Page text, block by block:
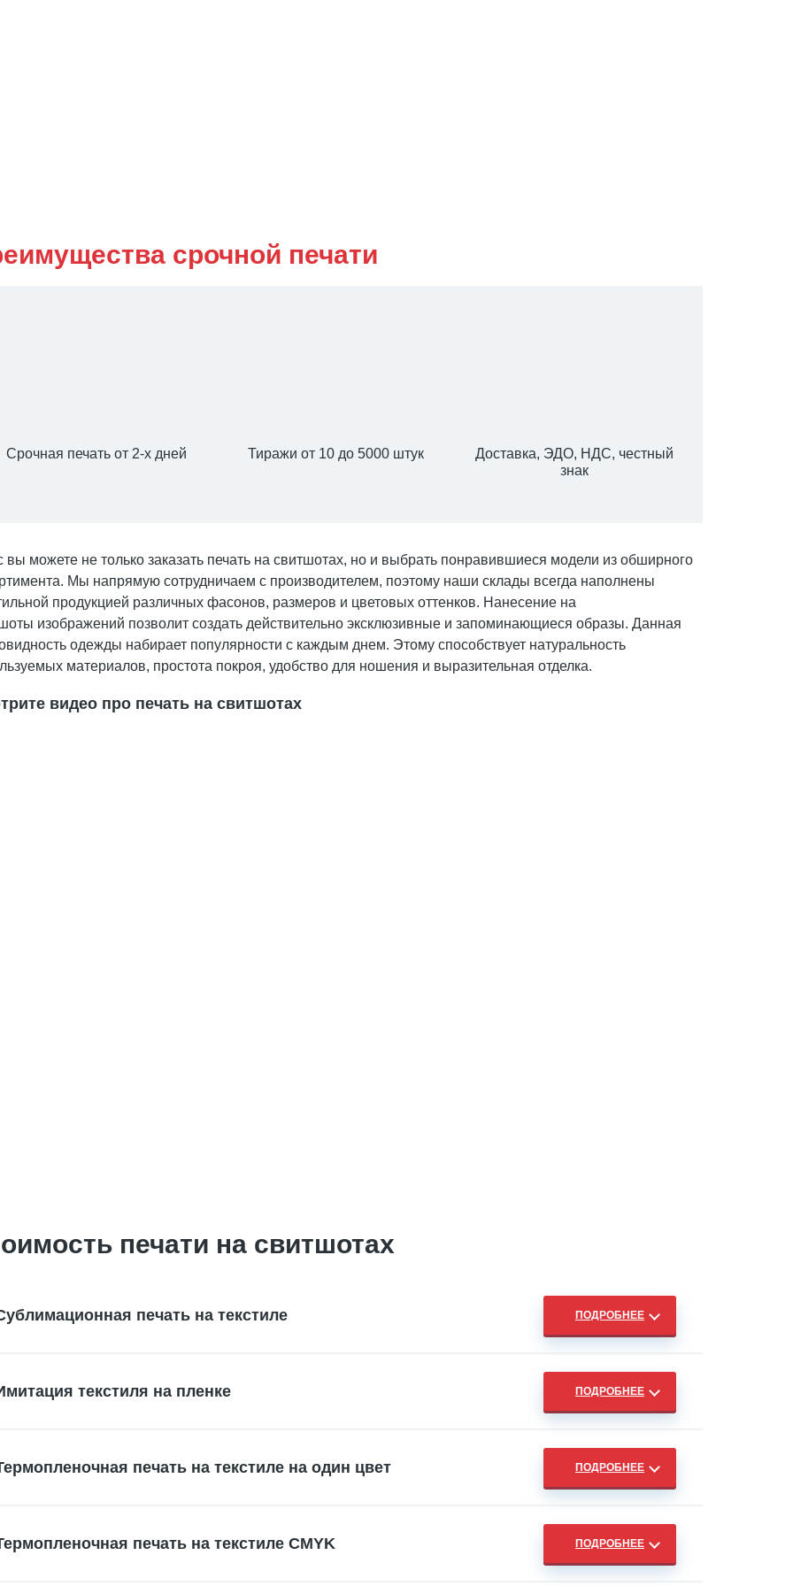
срочной печати
Срочная печать от 2-х дней Тиражи от 10 до 5000 штук
Доставка, ЭДО, НДС, честный
знак
вы можете не только заказать печать на свитшотах, но и выбрать понравившиеся модели из обширного
Мы напрямую сотрудничаем с производителем, поэтому наши склады всегда наполнены
продукцией различных фасонов, размеров и цветовых оттенков. Нанесение на
изображений позволит создать действительно эксклюзивные и запоминающиеся образы. Данная
одежды набирает популярности с каждым днем. Этому способствует натуральность
материалов, простота покроя, удобство для ношения и выразительная отделка.
видео про печать на свитшотах
печати на свитшотах
печать на текстиле
текстиля на пленке
печать на текстиле на один цвет
печать на текстиле CMYK